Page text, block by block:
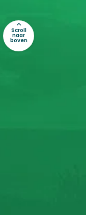
Scroll
naar
boven